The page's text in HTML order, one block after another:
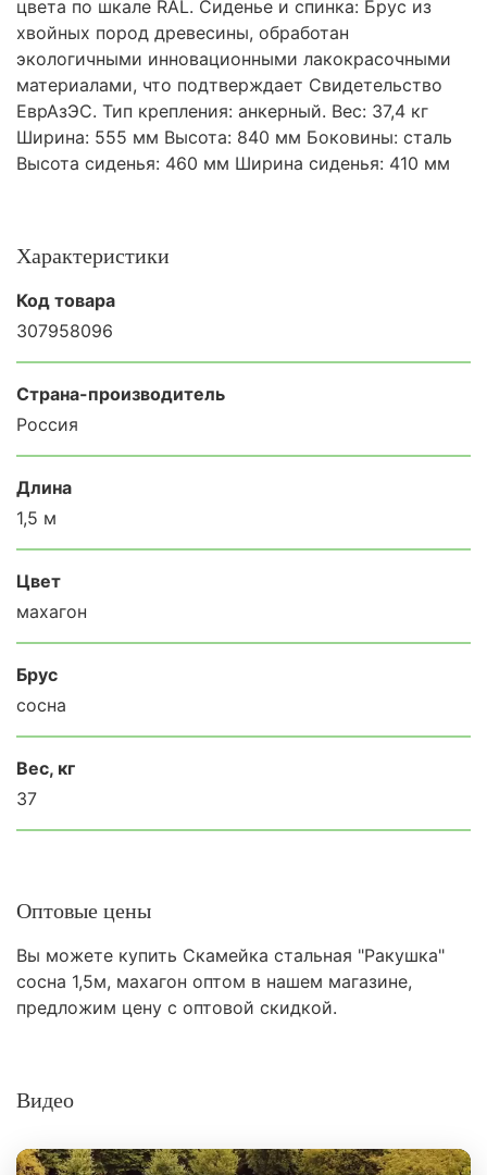
цвета по шкале RAL. Сиденье и спинка: Брус из
хвойных пород древесины, обработан
экологичными инновационными лакокрасочными
материалами, что подтверждает Свидетельство
ЕврАзЭС. Тип крепления: анкерный. Вес: 37,4 кг
Ширина: 555 мм Высота: 840 мм Боковины: сталь
Высота сиденья: 460 мм Ширина сиденья: 410 мм
Характеристики
Код товара
307958096
Страна-производитель
Россия
Длина
1,5 м
Цвет
махагон
Брус
сосна
Вес, кг
37
Оптовые цены
Вы можете купить Скамейка стальная "Ракушка"
сосна 1,5м, махагон оптом в нашем магазине,
предложим цену с оптовой скидкой.
Видео